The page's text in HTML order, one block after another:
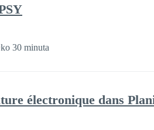
30 minuta
électronique dans